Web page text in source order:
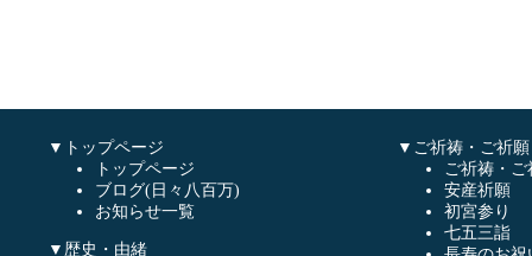
▼トップページ
トップページ
ブログ(日々八百万)
お知らせ一覧
▼歴史・由緒
▼ご祈祷・ご祈願
ご祈祷・ご
安産祈願
初宮参り
七五三詣